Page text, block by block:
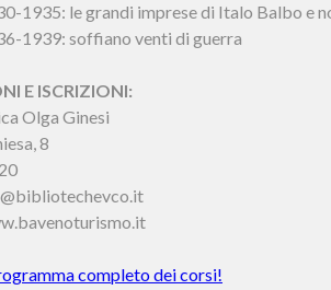
1935: le grandi imprese di Italo Balbo e
1939: soffiano venti di guerra
E ISCRIZIONI:
Olga Ginesi
8
completo dei corsi!